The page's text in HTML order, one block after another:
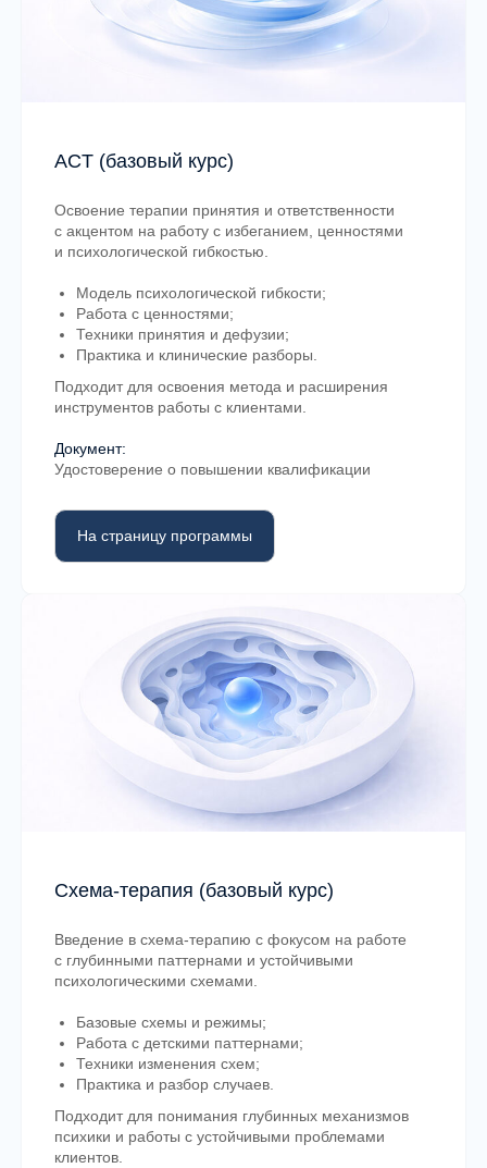
ACT (базовый курс)
Освоение терапии принятия и ответственности
с акцентом на работу с избеганием, ценностями
и психологической гибкостью.
Модель психологической гибкости;
Работа с ценностями;
Техники принятия и дефузии;
Практика и клинические разборы.
Подходит для освоения метода и расширения
инструментов работы с клиентами.
Документ:
Удостоверение о повышении квалификации
На страницу программы
Схема-терапия (базовый курс)
Введение в схема-терапию с фокусом на работе
с глубинными паттернами и устойчивыми
психологическими схемами.
Базовые схемы и режимы;
Работа с детскими паттернами;
Техники изменения схем;
Практика и разбор случаев.
Подходит для понимания глубинных механизмов
психики и работы с устойчивыми проблемами
клиентов.
Что говорят
специалисты после
обучения в MHC?